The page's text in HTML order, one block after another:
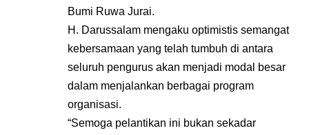
Bumi Ruwa Jurai.
H. Darussalam mengaku optimistis semangat
kebersamaan yang telah tumbuh di antara
seluruh pengurus akan menjadi modal besar
dalam menjalankan berbagai program
organisasi.
“Semoga pelantikan ini bukan sekadar